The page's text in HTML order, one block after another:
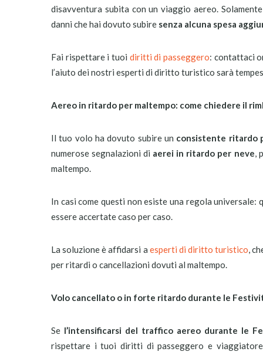
disavventura subita con un viaggio aereo.
danni che hai dovuto subire senza alcuna spesa
Fai rispettare i tuoi diritti di passeggero: contattaci
l’aiuto dei nostri esperti di diritto turistico sarà
Aereo in ritardo per maltempo: come chiedere il
Il tuo volo ha dovuto subire un consistente ritardo
numerose segnalazioni di aerei in ritardo per neve,
maltempo.
In casi come questi non esiste una regola
essere accertate caso per caso.
La soluzione è affidarsi a esperti di diritto turistico,
per ritardi o cancellazioni dovuti al maltempo.
Volo cancellato o in forte ritardo durante le
Se l’intensificarsi del traffico aereo durante le
rispettare i tuoi diritti di passeggero e